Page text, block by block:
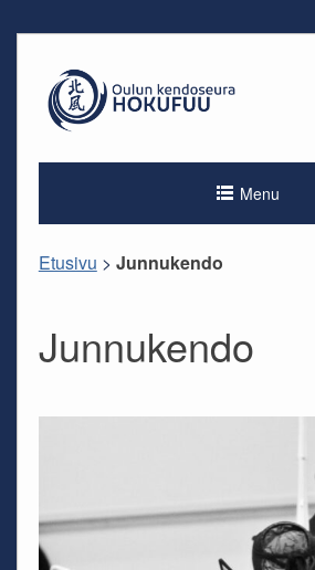
content
Menu
Etusivu > Junnukendo
Junnukendo